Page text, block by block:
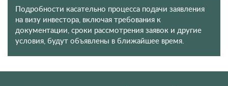
Подробности касательно процесса подачи заявления
на визу инвестора, включая требования к
документации, сроки рассмотрения заявок и другие
условия, будут объявлены в ближайшее время.